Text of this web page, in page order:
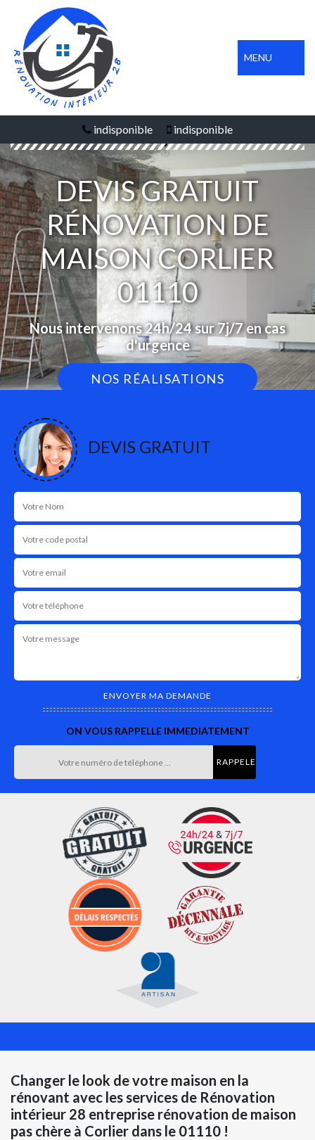
MENU
indisponible indisponible
DEVIS GRATUIT
RÉNOVATION DE
MAISON CORLIER
01110
Nous intervenons 24h/24 sur 7j/7 en cas
d'urgence
NOS RÉALISATIONS
DEVIS GRATUIT
ON VOUS RAPPELLE IMMEDIATEMENT
Changer le look de votre maison en la
rénovant avec les services de Rénovation
intérieur 28 entreprise rénovation de maison
pas chère à Corlier dans le 01110 !